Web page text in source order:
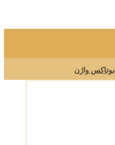
بوتاکس واژن